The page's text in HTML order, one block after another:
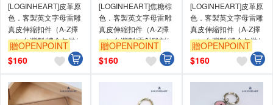
[LOGINHEART]皮革原
色．客製英文字母雷雕
真皮伸縮扣件（A-Z擇
一）台灣製/禮盒包裝/
雷射雕刻/證件伸縮/鑰
匙圈
贈OPENPOINT
$160
[LOGINHEART]焦糖棕
色．客製英文字母雷雕
真皮伸縮扣件（A-Z擇
一）台灣製/雷射雕刻/
證件伸縮/鑰匙圈/高級
皮革
贈OPENPOINT
$160
[LOGINHEART]皮革原
色．客製英文字母雷雕
真皮伸縮扣件（A-Z擇
一）台灣製/禮盒包裝/
雷射雕刻/證件伸縮/鑰
匙圈
贈OPENPOINT
$160